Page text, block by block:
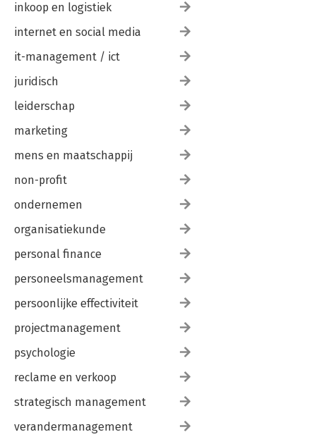
inkoop en logistiek
internet en social media
it-management / ict
juridisch
leiderschap
marketing
mens en maatschappij
non-profit
ondernemen
organisatiekunde
personal finance
personeelsmanagement
persoonlijke effectiviteit
projectmanagement
psychologie
reclame en verkoop
strategisch management
verandermanagement